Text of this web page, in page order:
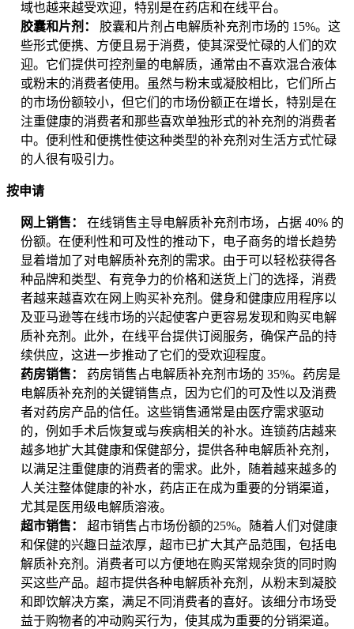
域也越来越受欢迎，特别是在药店和在线平台。
胶囊和片剂： 胶囊和片剂占电解质补充剂市场的 15%。这
些形式便携、方便且易于消费，使其深受忙碌的人们的欢
迎。它们提供可控剂量的电解质，通常由不喜欢混合液体
或粉末的消费者使用。虽然与粉末或凝胶相比，它们所占
的市场份额较小，但它们的市场份额正在增长，特别是在
注重健康的消费者和那些喜欢单独形式的补充剂的消费者
中。便利性和便携性使这种类型的补充剂对生活方式忙碌
的人很有吸引力。
按申请
网上销售： 在线销售主导电解质补充剂市场，占据 40% 的
份额。在便利性和可及性的推动下，电子商务的增长趋势
显着增加了对电解质补充剂的需求。由于可以轻松获得各
种品牌和类型、有竞争力的价格和送货上门的选择，消费
者越来越喜欢在网上购买补充剂。健身和健康应用程序以
及亚马逊等在线市场的兴起使客户更容易发现和购买电解
质补充剂。此外，在线平台提供订阅服务，确保产品的持
续供应，这进一步推动了它们的受欢迎程度。
药房销售： 药房销售占电解质补充剂市场的 35%。药房是
电解质补充剂的关键销售点，因为它们的可及性以及消费
者对药房产品的信任。这些销售通常是由医疗需求驱动
的，例如手术后恢复或与疾病相关的补水。连锁药店越来
越多地扩大其健康和保健部分，提供各种电解质补充剂，
以满足注重健康的消费者的需求。此外，随着越来越多的
人关注整体健康的补水，药店正在成为重要的分销渠道，
尤其是医用级电解质溶液。
超市销售： 超市销售占市场份额的25%。随着人们对健康
和保健的兴趣日益浓厚，超市已扩大其产品范围，包括电
解质补充剂。消费者可以方便地在购买常规杂货的同时购
买这些产品。超市提供各种电解质补充剂，从粉末到凝胶
和即饮解决方案，满足不同消费者的喜好。该细分市场受
益于购物者的冲动购买行为，使其成为重要的分销渠道。